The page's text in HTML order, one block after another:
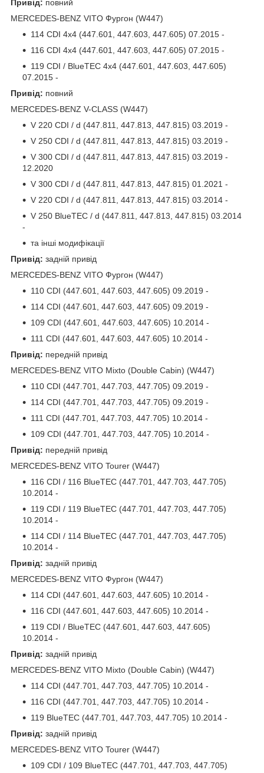
Привід: повний
MERCEDES-BENZ VITO Фургон (W447)
114 CDI 4x4 (447.601, 447.603, 447.605) 07.2015 -
116 CDI 4x4 (447.601, 447.603, 447.605) 07.2015 -
119 CDI / BlueTEC 4x4 (447.601, 447.603, 447.605)
07.2015 -
Привід: повний
MERCEDES-BENZ V-CLASS (W447)
V 220 CDI / d (447.811, 447.813, 447.815) 03.2019 -
V 250 CDI / d (447.811, 447.813, 447.815) 03.2019 -
V 300 CDI / d (447.811, 447.813, 447.815) 03.2019 -
12.2020
V 300 CDI / d (447.811, 447.813, 447.815) 01.2021 -
V 220 CDI / d (447.811, 447.813, 447.815) 03.2014 -
V 250 BlueTEC / d (447.811, 447.813, 447.815) 03.2014
-
та інші модифікації
Привід: задній привід
MERCEDES-BENZ VITO Фургон (W447)
110 CDI (447.601, 447.603, 447.605) 09.2019 -
114 CDI (447.601, 447.603, 447.605) 09.2019 -
109 CDI (447.601, 447.603, 447.605) 10.2014 -
111 CDI (447.601, 447.603, 447.605) 10.2014 -
Привід: передній привід
MERCEDES-BENZ VITO Mixto (Double Cabin) (W447)
110 CDI (447.701, 447.703, 447.705) 09.2019 -
114 CDI (447.701, 447.703, 447.705) 09.2019 -
111 CDI (447.701, 447.703, 447.705) 10.2014 -
109 CDI (447.701, 447.703, 447.705) 10.2014 -
Привід: передній привід
MERCEDES-BENZ VITO Tourer (W447)
116 CDI / 116 BlueTEC (447.701, 447.703, 447.705)
10.2014 -
119 CDI / 119 BlueTEC (447.701, 447.703, 447.705)
10.2014 -
114 CDI / 114 BlueTEC (447.701, 447.703, 447.705)
10.2014 -
Привід: задній привід
MERCEDES-BENZ VITO Фургон (W447)
114 CDI (447.601, 447.603, 447.605) 10.2014 -
116 CDI (447.601, 447.603, 447.605) 10.2014 -
119 CDI / BlueTEC (447.601, 447.603, 447.605)
10.2014 -
Привід: задній привід
MERCEDES-BENZ VITO Mixto (Double Cabin) (W447)
114 CDI (447.701, 447.703, 447.705) 10.2014 -
116 CDI (447.701, 447.703, 447.705) 10.2014 -
119 BlueTEC (447.701, 447.703, 447.705) 10.2014 -
Привід: задній привід
MERCEDES-BENZ VITO Tourer (W447)
109 CDI / 109 BlueTEC (447.701, 447.703, 447.705)